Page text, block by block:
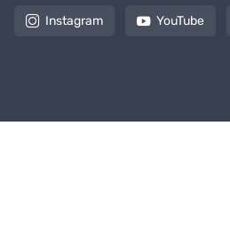
Instagram YouTube